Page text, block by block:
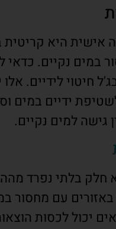
אישית היא קריטית
במים נקיים. כדאי
חיטוי לידיים. אלו
ידיים במים
גישה למים נקיים.
חלק בלתי נפרד
עם מחסור
יכול לכסות